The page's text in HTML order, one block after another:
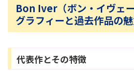
Bon Iver（ボン・イヴェ
グラフィーと過去作品の
代表作とその特徴